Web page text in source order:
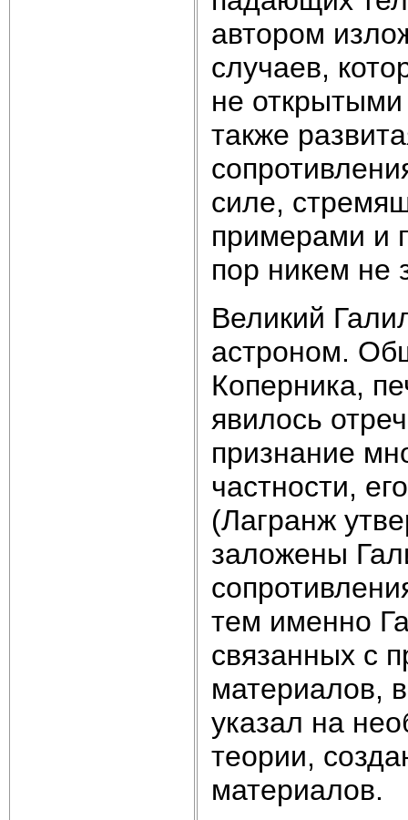
автором
случаев,
не
также
силе,
примерами и
пор никем не
Великий
астроном.
Коперника,
явилось
признание
частности,
(Лагранж
заложены
тем именно
связанных с
материалов,
указал на
теории,
материалов.